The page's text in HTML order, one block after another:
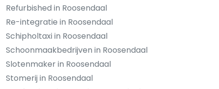
Refurbished in Roosendaal
Re-integratie in Roosendaal
Schipholtaxi in Roosendaal
Schoonmaakbedrijven in Roosendaal
Slotenmaker in Roosendaal
Stomerij in Roosendaal